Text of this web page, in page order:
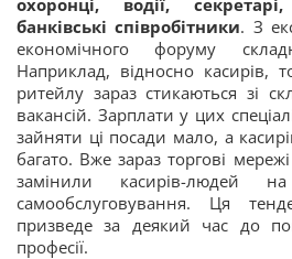
охоронці, водії,
банківські співробітники. З
економічного форуму
Наприклад, відносно касирів,
ритейлу зараз стикаються зі
вакансій. Зарплати у цих
зайняти ці посади мало, а
багато. Вже зараз торгові
замінили касирів-людей
самообслуговування. Ця
призведе за деякий час до
професії.